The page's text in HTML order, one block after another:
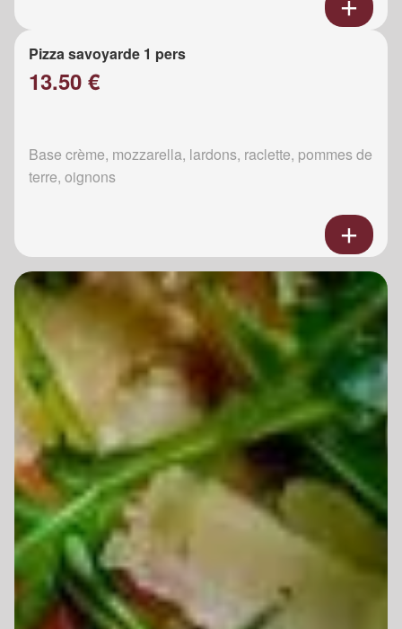
Pizza savoyarde 1 pers
13.50 €
Base crème, mozzarella, lardons, raclette, pommes de
terre, oignons